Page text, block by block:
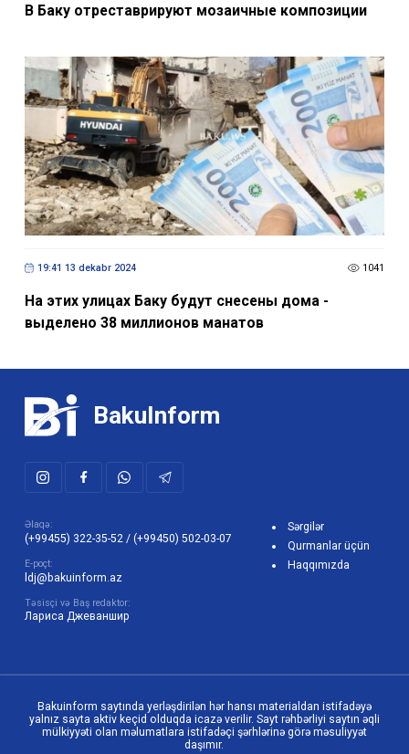
В Баку отреставрируют мозаичные композиции
19:41 13 dekabr 2024 1041
На этих улицах Баку будут снесены дома -
выделено 38 миллионов манатов
BakuInform
Əlaqə:
(+99455) 322-35-52/ (+99450) 502-03-07
E-poçt:
ldj@bakuinform.az
Təsisçi və Baş redaktor:
Лариса Джеваншир
Sərgilər
Qurmanlar üçün
Haqqımızda
Bakuinform saytında yerləşdirilən hər hansı materialdan istifadəyə
yalnız sayta aktiv keçid olduqda icazə verilir. Sayt rəhbərliyi saytın əqli
mülkiyyəti olan məlumatlara istifadəçi şərhlərinə görə məsuliyyət
daşımır.